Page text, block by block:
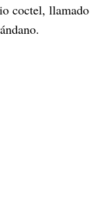
coctel, llamado